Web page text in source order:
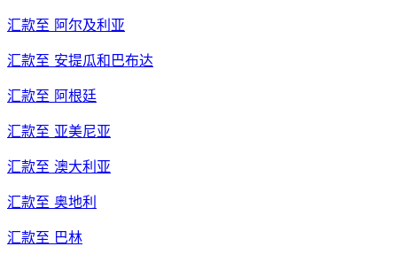
汇款至 阿尔及利亚
汇款至 安提瓜和巴布达
汇款至 阿根廷
汇款至 亚美尼亚
汇款至 澳大利亚
汇款至 奥地利
汇款至 巴林